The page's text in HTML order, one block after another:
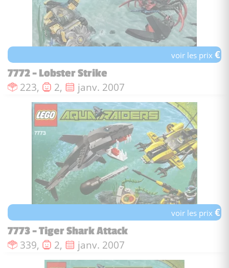
voir les prix€
7772 - Lobster Strike
Nombre de pièces :
223, Nombre de figurines :
2, Date de sortie :
janv. 2007
voir les prix€
7773 - Tiger Shark Attack
Nombre de pièces :
339, Nombre de figurines :
2, Date de sortie :
janv. 2007